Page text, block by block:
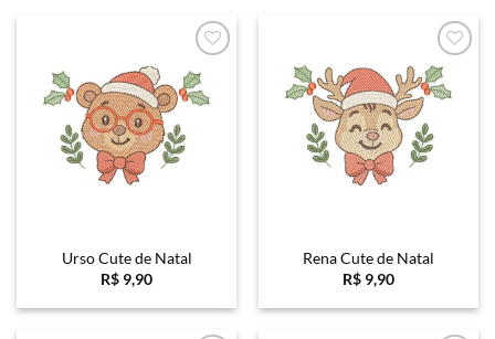
Favoritar
Urso Cute de Natal
R$ 9,90
Favoritar
Rena Cute de Natal
R$ 9,90